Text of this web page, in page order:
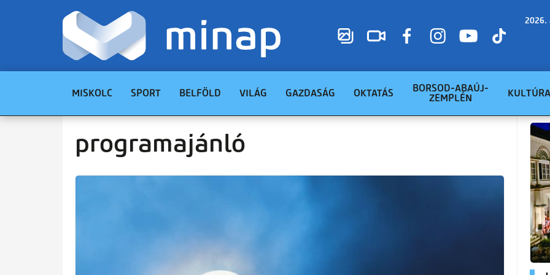
2026.
MISKOLC SPORT BELFÖLD VILÁG GAZDASÁG OKTATÁS
BORSOD-ABAÚJ-
ZEMPLÉN
KULTÚRA
programajánló